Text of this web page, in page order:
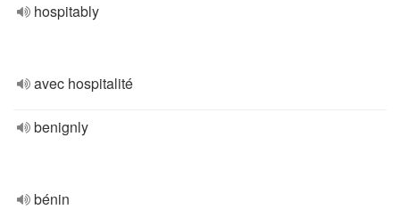
hospitably
avec hospitalité
benignly
bénin